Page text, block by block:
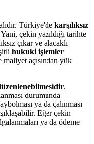
Türkiye'de karşılıksız
çekin yazıldığı tarihte
çıkar ve alacaklı
hukuki işlemler
maliyet açısından yük
.
durumunda
ya da çalınması
Eğer çekin
ya da ödeme